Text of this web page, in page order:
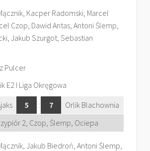
Kacper Radomski, Marcel
Czop, Dawid Antas, Antoni Ślemp,
Jakub Szurgot, Sebastian
Pulcer
E2 I Liga Okręgowa
5 : 7
Orlik Blachownia
2, Czop, Ślemp, Ociepa
Jakub Biedroń, Antoni Ślemp,